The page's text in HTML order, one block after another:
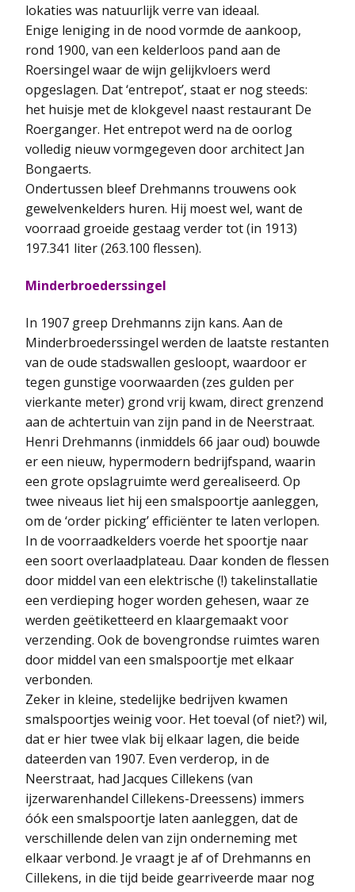
lokaties was natuurlijk verre van ideaal.
Enige leniging in de nood vormde de aankoop,
rond 1900, van een kelderloos pand aan de
Roersingel waar de wijn gelijkvloers werd
opgeslagen. Dat ‘entrepot’, staat er nog steeds:
het huisje met de klokgevel naast restaurant De
Roerganger. Het entrepot werd na de oorlog
volledig nieuw vormgegeven door architect Jan
Bongaerts.
Ondertussen bleef Drehmanns trouwens ook
gewelvenkelders huren. Hij moest wel, want de
voorraad groeide gestaag verder tot (in 1913)
197.341 liter (263.100 flessen).
Minderbroederssingel
In 1907 greep Drehmanns zijn kans. Aan de
Minderbroederssingel werden de laatste restanten
van de oude stadswallen gesloopt, waardoor er
tegen gunstige voorwaarden (zes gulden per
vierkante meter) grond vrij kwam, direct grenzend
aan de achtertuin van zijn pand in de Neerstraat.
Henri Drehmanns (inmiddels 66 jaar oud) bouwde
er een nieuw, hypermodern bedrijfspand, waarin
een grote opslagruimte werd gerealiseerd. Op
twee niveaus liet hij een smalspoortje aanleggen,
om de ‘order picking’ efficiënter te laten verlopen.
In de voorraadkelders voerde het spoortje naar
een soort overlaadplateau. Daar konden de flessen
door middel van een elektrische (!) takelinstallatie
een verdieping hoger worden gehesen, waar ze
werden geëtiketteerd en klaargemaakt voor
verzending. Ook de bovengrondse ruimtes waren
door middel van een smalspoortje met elkaar
verbonden.
Zeker in kleine, stedelijke bedrijven kwamen
smalspoortjes weinig voor. Het toeval (of niet?) wil,
dat er hier twee vlak bij elkaar lagen, die beide
dateerden van 1907. Even verderop, in de
Neerstraat, had Jacques Cillekens (van
ijzerwarenhandel Cillekens-Dreessens) immers
óók een smalspoortje laten aanleggen, dat de
verschillende delen van zijn onderneming met
elkaar verbond. Je vraagt je af of Drehmanns en
Cillekens, in die tijd beide gearriveerde maar nog